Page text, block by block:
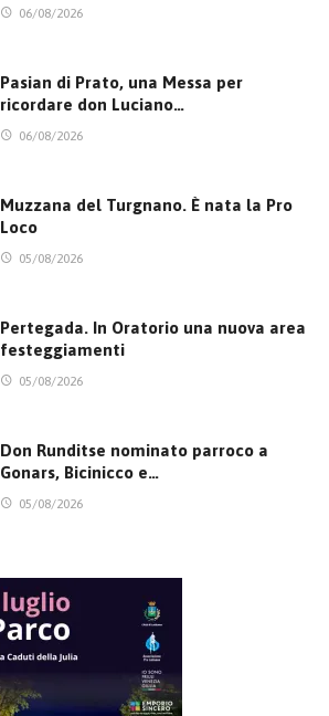
06/08/2026
Pasian di Prato, una Messa per
ricordare don Luciano…
06/08/2026
Muzzana del Turgnano. È nata la Pro
Loco
05/08/2026
Pertegada. In Oratorio una nuova area
festeggiamenti
05/08/2026
Don Runditse nominato parroco a
Gonars, Bicinicco e…
05/08/2026